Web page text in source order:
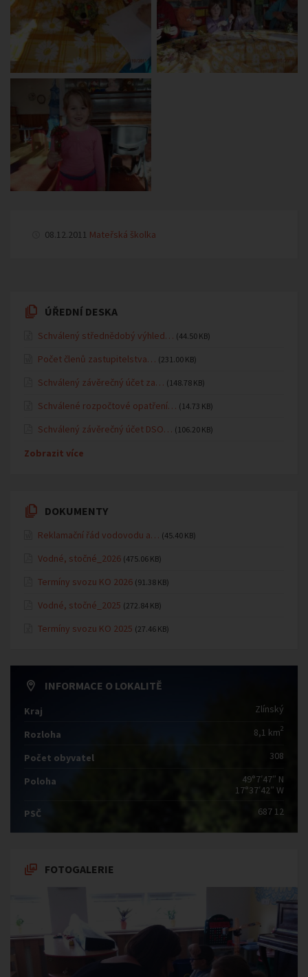
08.12.2011 Mateřská školka
ÚŘEDNÍ DESKA
Schválený střednědobý výhled… (44.50 KB)
Počet členů zastupitelstva… (231.00 KB)
Schválený závěrečný účet za… (148.78 KB)
Schválené rozpočtové opatření… (14.73 KB)
Schválený závěrečný účet DSO… (106.20 KB)
Zobrazit více
DOKUMENTY
Reklamační řád vodovodu a… (45.40 KB)
Vodné, stočné_2026 (475.06 KB)
Termíny svozu KO 2026 (91.38 KB)
Vodné, stočné_2025 (272.84 KB)
Termíny svozu KO 2025 (27.46 KB)
INFORMACE O LOKALITĚ
Kraj Zlínský
Rozloha 8,1 km2
Počet obyvatel 308
Poloha
49°7′47″ N
17°37′42″ W
PSČ
687 12
FOTOGALERIE